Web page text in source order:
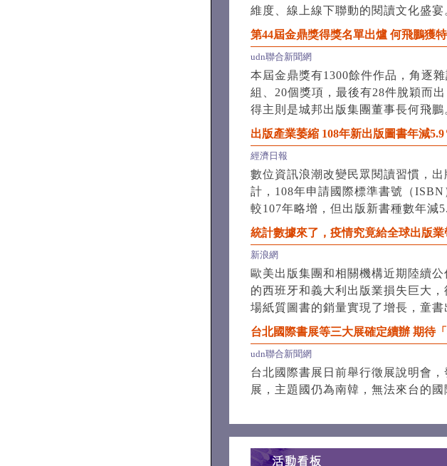
維度、線上線下聯動的閱讀文化盛宴
第44屆金鼎獎得獎名單出爐 何飛鵬獲
udn聯合新聞網
本屆金鼎獎有1300餘件作品，角逐
組、20個獎項，最後有28件脫穎而
得主則是城邦出版集團董事長何飛鵬
出版產業萎縮 108年新出版圖書年減5.9
經濟日報
數位資訊浪潮改變民眾閱讀習慣，
計，108年申請國際標準書號（
較107年略增，但出版新書種數年減
統計數據來了，疫情究竟給全球出版
新浪網
歐美出版集團和相關機構近期陸續
的西班牙和義大利出版業損失巨大
場紙質圖書的銷量實現了增長，童書
台北國際書展等三大展確定續辦 期待「
udn聯合新聞網
台北國際書展日前舉行徵展說明會
展，主題國仍為南韓，無法來台的